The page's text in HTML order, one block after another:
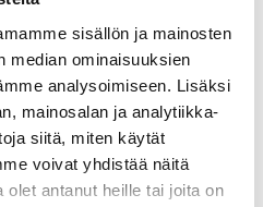
sisällön ja mainosten
median ominaisuuksien
analysoimiseen. Lisäksi
mainosalan ja analytiikka-
siitä, miten käytät
voivat yhdistää näitä
olet antanut heille tai joita on
käynnissä
juhliin pukeudutaan
rennon huolitellusti.
asuja, joissa yhdistyvät
mukavuus ja monikäyttöisyys.
niin valmistujaisiin,
kuin kesän muihin